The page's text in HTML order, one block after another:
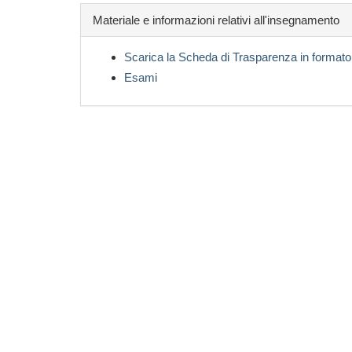
Materiale e informazioni relativi all'insegnamento
Scarica la Scheda di Trasparenza in
Esami